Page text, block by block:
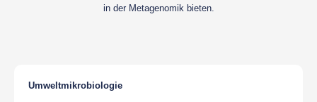
in der Metagenomik bieten.
Umweltmikrobiologie